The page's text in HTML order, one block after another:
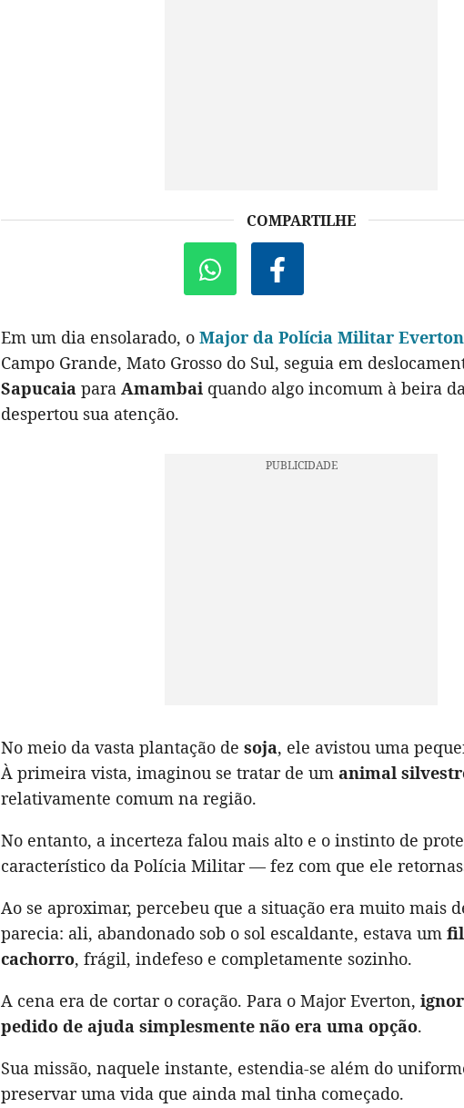
COMPARTILHE
Em um dia ensolarado, o Major da Polícia Militar
Campo Grande, Mato Grosso do Sul, seguia em
Sapucaia para Amambai quando algo incomum à beira
despertou sua atenção.
No meio da vasta plantação de soja, ele avistou uma
À primeira vista, imaginou se tratar de um animal
relativamente comum na região.
No entanto, a incerteza falou mais alto e o instinto de
característico da Polícia Militar — fez com que ele
Ao se aproximar, percebeu que a situação era muito mais
parecia: ali, abandonado sob o sol escaldante, estava um
cachorro, frágil, indefeso e completamente sozinho.
A cena era de cortar o coração. Para o Major Everton,
pedido de ajuda simplesmente não era uma opção.
Sua missão, naquele instante, estendia-se além do
preservar uma vida que ainda mal tinha começado.